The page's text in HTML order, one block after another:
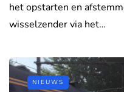
het opstarten en
wisselzender via het…
NIEUWS